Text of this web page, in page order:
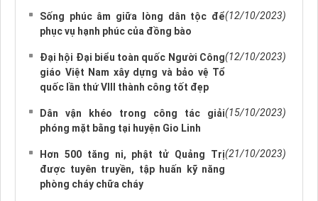
Sống phúc âm giữa lòng dân tộc để
phục vụ hạnh phúc của đồng bào
(12/10/2023)
Đại hội Đại biểu toàn quốc Người Công
giáo Việt Nam xây dựng và bảo vệ Tổ
quốc lần thứ VIII thành công tốt đẹp
(12/10/2023)
Dân vận khéo trong công tác giải
phóng mặt bằng tại huyện Gio Linh
(15/10/2023)
Hơn 500 tăng ni, phật tử Quảng Trị
được tuyên truyền, tập huấn kỹ năng
phòng cháy chữa cháy
(21/10/2023)